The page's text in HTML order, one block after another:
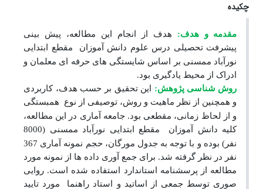
چکیده
مقدمه و هدف:
هدف از انجام این مطالعه، پیش بینی
پیشرفت تحصیلی درس علوم دانش آموزان
مقطع ابتدایی
نورآباد ممسنی بر اساس شایستگی های حرفه ای معلمان و
ادراک از محیط یادگیری بود.
روش شناسی پژوهش:
این تحقیق بر حسب هدف، کاربردی
و همچنین از نظر ماهیت و روش، توصیفی از نوع
همبستگی
و از لحاظ زمانی، مقطعی بود. جامعه آماری در این مطالعه،
کلیه دانش آموزان
مقطع ابتدایی نورآباد ممسنی (8000
نفر) بوده و با توجه به جدول مورگان، حجم نمونه آماری 367
نفر در نظر گرفته شد. برای جمع آوری داده ها از نمونه مورد
مطالعه از پرسشنامه استاندارد استفاده شده است. روایی
صوری توسط جمعی از اساتید و استاد راهنما
مورد تایید